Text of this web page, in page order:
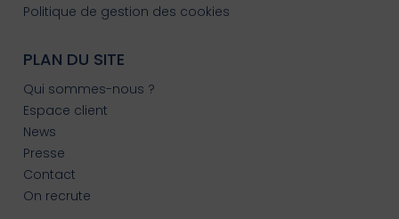
Politique de gestion des cookies
PLAN DU SITE
Qui sommes-nous ?
Espace client
News
Presse
Contact
On recrute